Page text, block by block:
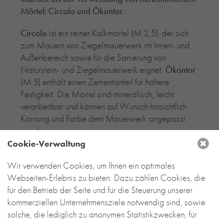
Mörtel: Circolo und Ökontor.
Circolo ist ein reiner Kalkmörtel (M 2,5), der sich
zum Mauern von Ziegelmauerwerk im Innen- und
Außenbereich sowie für die Sanierung von
Naturstein- und Ziegelmauerwerk eignet. Ökontor
(M 5) enthält einen Zementanteil für höhere
Festigkeit. Die Mörtel sind mineralisch, leicht
verarbeitbar und können auf Wunsch hinsichtlich
Körnung und Farbe dem Mauerwerk angepasst
werden.
Die Besonderheit beider Mörtel besteht darin,
dass sie sich auch Jahre später sehr leicht vom
Stein trennen lassen.Damit leisten Circolo und
Ökontor einen wichtigen Beitrag zum nachhaltigen
Bauen. Außerdem bieten sie hohe Flexibität und
Zukunftssicherheit im Falle nötiger Umbauten oder
Cookie-Verwaltung
Wir verwenden Cookies, um Ihnen ein optimales
Webseiten-Erlebnis zu bieten. Dazu zählen Cookies, die
für den Betrieb der Seite und für die Steuerung unserer
kommerziellen Unternehmensziele notwendig sind, sowie
solche, die lediglich zu anonymen Statistikzwecken, für